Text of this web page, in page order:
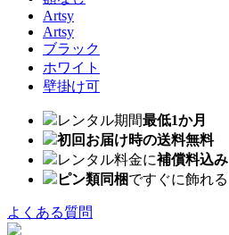
Artsy
Artsy
ブラック
ホワイト
壁掛け可
レンタル期間最低1か月
初回お届け時の送料無料
レンタル料金に補償料込み
ピン類同梱ですぐに飾れる
よくある質問